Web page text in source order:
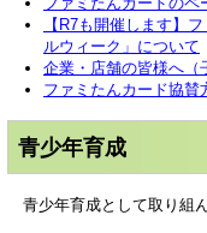
【R7も開催します】
ルウィーク」について
企業・店舗の皆様へ（
ファミたんカード協賛
青少年育成
青少年育成として取り組